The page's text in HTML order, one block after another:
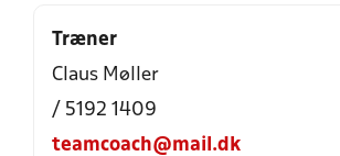
Træner
Claus Møller
/ 5192 1409
teamcoach@mail.dk